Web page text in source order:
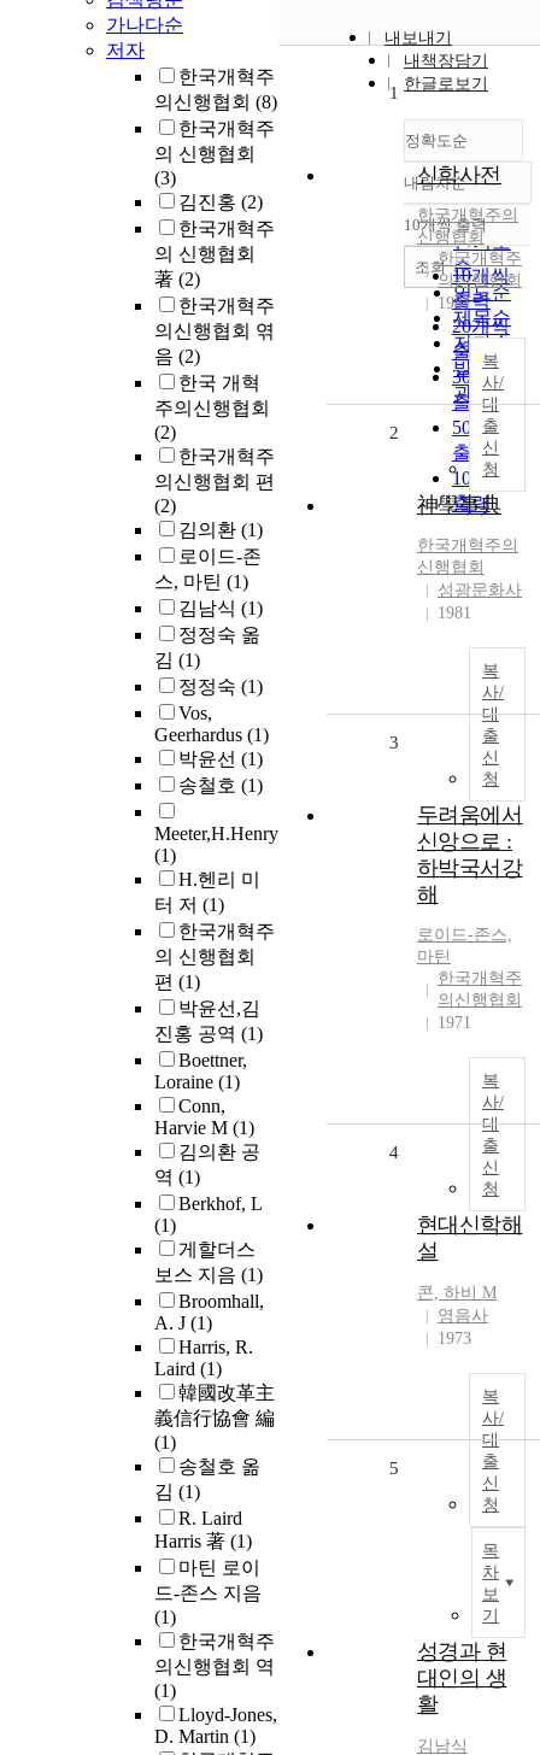
가나다순
저자
한국개혁주
의신행협회 (8)
한국개혁주
의 신행협회
(3)
김진홍 (2)
한국개혁주
의 신행협회
著 (2)
한국개혁주
의신행협회 엮
음 (2)
한국 개혁
주의신행협회
(2)
한국개혁주
의신행협회 편
(2)
김의환 (1)
로이드-존
스, 마틴 (1)
김남식 (1)
정정숙 옮
김 (1)
정정숙 (1)
Vos,
Geerhardus (1)
박윤선 (1)
송철호 (1)
Meeter,H.Henry
(1)
H.헨리 미
터 저 (1)
한국개혁주
의 신행협회
편 (1)
박윤선,김
진홍 공역 (1)
Boettner,
Loraine (1)
Conn,
Harvie M (1)
김의환 공
역 (1)
Berkhof, L
(1)
게할더스
보스 지음 (1)
Broomhall,
A. J (1)
Harris, R.
Laird (1)
韓國改革主
義信行協會 編
(1)
송철호 옮
김 (1)
R. Laird
Harris 著 (1)
마틴 로이
드-존스 지음
(1)
한국개혁주
의신행협회 역
(1)
Lloyd-Jones,
D. Martin (1)
내보내기
내책장담기
한글로보기
정확도순
정확도
순
인기도
순
연도순
제목순
저자순
발행기
관순
내림차순
내림차순
10개씩 출력
10개씩
출력
20개씩
출력
30개씩
출력
50개씩
출력
100개씩
출력
조회
1
신학사전
한국개혁주의
신행협회
한국개혁주
의신행협회
1981
복
사/
대
출
신
청
2
神學事典
한국개혁주의
신행협회
성광문화사
1981
복
사/
대
출
신
청
3
두려움에서
신앙으로 :
하박국서강
해
로이드-존스,
마틴
한국개혁주
의신행협회
1971
복
사/
대
출
신
청
4
현대신학해
설
콘, 하비 M
영음사
1973
복
사/
대
출
신
청
목
차
보
기
5
성경과 현
대인의 생
활
김남식